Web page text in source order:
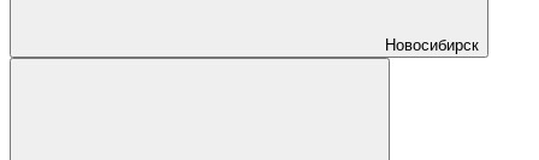
Новосибирск